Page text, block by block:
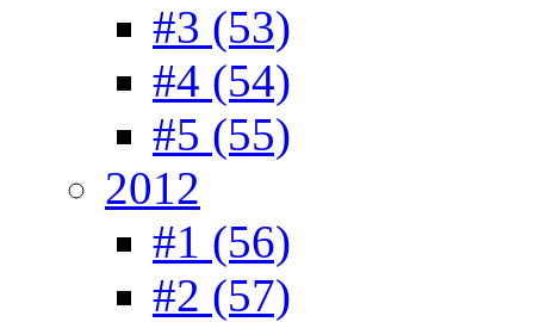
#3 (53)
#4 (54)
#5 (55)
2012
#1 (56)
#2 (57)